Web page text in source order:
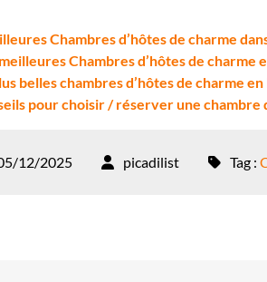
Chambres d’hôtes de charme
Chambres d’hôtes de charme
belles chambres d’hôtes de charme
pour choisir / réserver une chambre
12/2025 picadilist Tag :